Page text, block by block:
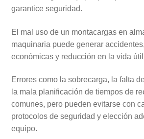
garantice seguridad.
El mal uso de un montacargas en
maquinaria puede generar
económicas y reducción en la vida
Errores como la sobrecarga, la falta
la mala planificación de tiempos de
comunes, pero pueden evitarse con
protocolos de seguridad y elección
equipo.